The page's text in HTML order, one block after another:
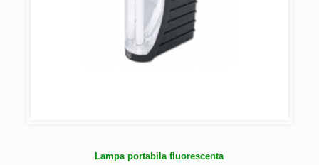
Lampa portabila fluorescenta